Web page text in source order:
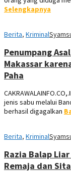
Selengkapnya
Berita, Kriminal
Penumpang
Makassar
Paha
jenis sabu melalui
berhasil digagalkan
Berita, Kriminal
Razia Balap
Remaja dan